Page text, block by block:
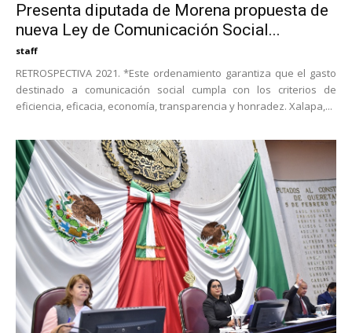
Presenta diputada de Morena propuesta de
nueva Ley de Comunicación Social...
staff
RETROSPECTIVA 2021. *Este ordenamiento garantiza que el gasto
destinado a comunicación social cumpla con los criterios de
eficiencia, eficacia, economía, transparencia y honradez. Xalapa,...